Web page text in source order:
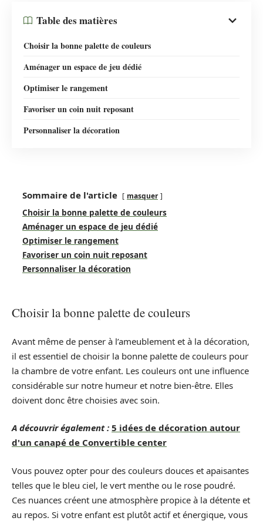
Table des matières
Choisir la bonne palette de couleurs
Aménager un espace de jeu dédié
Optimiser le rangement
Favoriser un coin nuit reposant
Personnaliser la décoration
Sommaire de l'article masquer
Choisir la bonne palette de couleurs
Aménager un espace de jeu dédié
Optimiser le rangement
Favoriser un coin nuit reposant
Personnaliser la décoration
Choisir la bonne palette de couleurs
Avant même de penser à l’ameublement et à la décoration,
il est essentiel de choisir la bonne palette de couleurs pour
la chambre de votre enfant. Les couleurs ont une influence
considérable sur notre humeur et notre bien-être. Elles
doivent donc être choisies avec soin.
A découvrir également : 5 idées de décoration autour
d'un canapé de Convertible center
Vous pouvez opter pour des couleurs douces et apaisantes
telles que le bleu ciel, le vert menthe ou le rose poudré.
Ces nuances créent une atmosphère propice à la détente et
au repos. Si votre enfant est plutôt actif et énergique, vous